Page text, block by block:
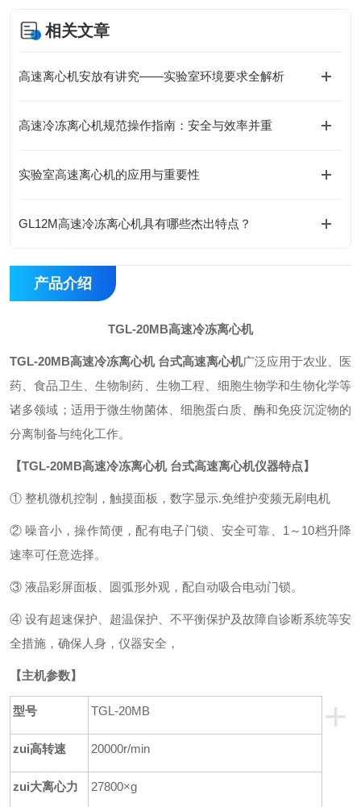
相关文章
高速离心机安放有讲究——实验室环境要求全解析
高速冷冻离心机规范操作指南：安全与效率并重
实验室高速离心机的应用与重要性
GL12M高速冷冻离心机具有哪些杰出特点？
产品介绍
TGL-20MB高速冷冻离心机
TGL-20MB高速冷冻离心机 台式高速离心机广泛应用于农业、医
药、食品卫生、生物制药、生物工程、细胞生物学和生物化学等
诸多领域；适用于微生物菌体、细胞蛋白质、酶和免疫沉淀物的
分离制备与纯化工作。
【TGL-20MB高速冷冻离心机 台式高速离心机仪器特点】
① 整机微机控制，触摸面板，数字显示.免维护变频无刷电机
② 噪音小，操作简便，配有电子门锁、安全可靠、1 ～ 10档升降
速率可任意选择。
③ 液晶彩屏面板、圆弧形外观，配自动吸合电动门锁。
④ 设有超速保护、超温保护、不平衡保护及故障自诊断系统等安
全措施，确保人身，仪器安全，
【主机参数】
+
型号 TGL-20MB
zui高转速 20000r/min
zui大离心力 27800×g